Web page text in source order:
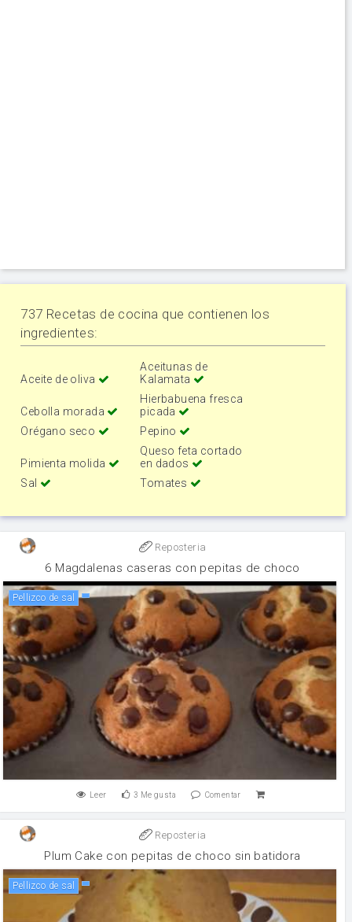
737 Recetas de cocina que contienen los
ingredientes:
Aceite de oliva
Aceitunas de
Kalamata
Cebolla morada
Hierbabuena fresca
picada
Orégano seco
Pepino
Pimienta molida
Queso feta cortado
en dados
Sal
Tomates
Reposteria
6 Magdalenas caseras con pepitas de choco
Pellizco de sal
Leer 3 Me gusta Comentar
Reposteria
Plum Cake con pepitas de choco sin batidora
Pellizco de sal